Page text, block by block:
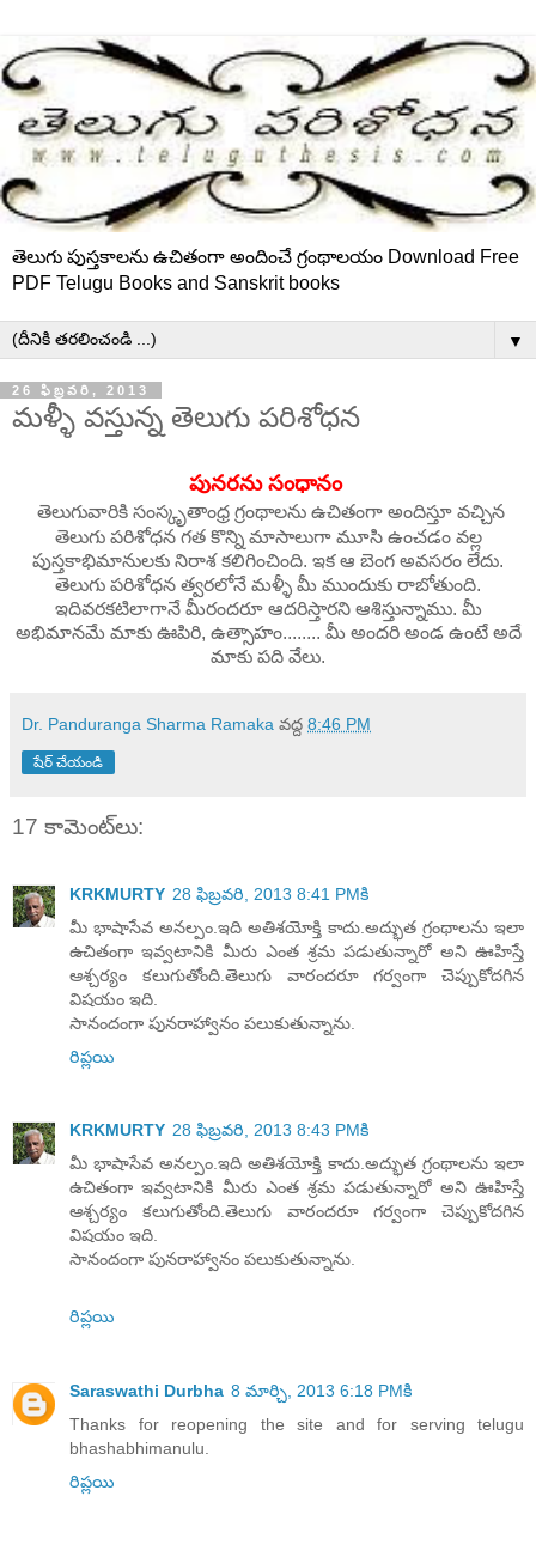
తెలుగు పుస్తకాలను ఉచితంగా అందించే గ్రంథాలయం Download Free
PDF Telugu Books and Sanskrit books
▼
26 ఫిబ్రవరి, 2013
మళ్ళీ వస్తున్న తెలుగు పరిశోధన
పునరను సంధానం
తెలుగువారికి సంస్కృతాంధ్ర గ్రంథాలను ఉచితంగా అందిస్తూ వచ్చిన
తెలుగు పరిశోధన గత కొన్ని మాసాలుగా మూసి ఉంచడం వల్ల
పుస్తకాభిమానులకు నిరాశ కలిగించింది. ఇక ఆ బెంగ అవసరం లేదు.
తెలుగు పరిశోధన త్వరలోనే మళ్ళీ మీ ముందుకు రాబోతుంది.
ఇదివరకటిలాగానే మీరందరూ ఆదరిస్తారని ఆశిస్తున్నాము. మీ
అభిమానమే మాకు ఊపిరి, ఉత్సాహం........ మీ అందరి అండ ఉంటే అదే
మాకు పది వేలు.
Dr. Panduranga Sharma Ramaka వద్ద 8:46 PM
షేర్ చేయండి
17 కామెంట్‌లు:
KRKMURTY 28 ఫిబ్రవరి, 2013 8:41 PMకి
మీ భాషాసేవ అనల్పం.ఇది అతిశయోక్తి కాదు.అద్భుత గ్రంథాలను ఇలా
ఉచితంగా ఇవ్వటానికి మీరు ఎంత శ్రమ పడుతున్నారో అని ఊహిస్తే
ఆశ్చర్యం కలుగుతోంది.తెలుగు వారందరూ గర్వంగా చెప్పుకోదగిన
విషయం ఇది.
సానందంగా పునరాహ్వానం పలుకుతున్నాను.
రిప్లయి
KRKMURTY 28 ఫిబ్రవరి, 2013 8:43 PMకి
మీ భాషాసేవ అనల్పం.ఇది అతిశయోక్తి కాదు.అద్భుత గ్రంథాలను ఇలా
ఉచితంగా ఇవ్వటానికి మీరు ఎంత శ్రమ పడుతున్నారో అని ఊహిస్తే
ఆశ్చర్యం కలుగుతోంది.తెలుగు వారందరూ గర్వంగా చెప్పుకోదగిన
విషయం ఇది.
సానందంగా పునరాహ్వానం పలుకుతున్నాను.
రిప్లయి
Saraswathi Durbha 8 మార్చి, 2013 6:18 PMకి
Thanks for reopening the site and for serving telugu
bhashabhimanulu.
రిప్లయి